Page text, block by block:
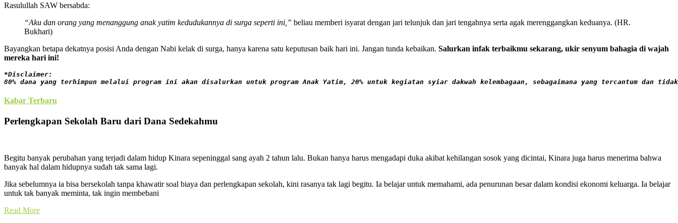
Rasulullah SAW bersabda:
“Aku dan orang yang menanggung anak yatim kedudukannya di surga seperti ini,” beliau memberi isyarat dengan jari telunjuk dan jari tengahnya serta agak merenggangkan keduanya. (HR.
Bukhari)
Bayangkan betapa dekatnya posisi Anda dengan Nabi kelak di surga, hanya karena satu keputusan baik hari ini. Jangan tunda kebaikan. Salurkan infak terbaikmu sekarang, ukir senyum bahagia di wajah
mereka hari ini!
*Disclaimer:
80% dana yang terhimpun melalui program ini akan disalurkan untuk program Anak Yatim, 20% untuk kegiatan syiar dakwah kelembagaan, sebagaimana yang tercantum dan
Kabar Terbaru
Perlengkapan Sekolah Baru dari Dana Sedekahmu
Begitu banyak perubahan yang terjadi dalam hidup Kinara sepeninggal sang ayah 2 tahun lalu. Bukan hanya harus mengadapi duka akibat kehilangan sosok yang dicintai, Kinara juga harus menerima bahwa
banyak hal dalam hidupnya sudah tak sama lagi.
Jika sebelumnya ia bisa bersekolah tanpa khawatir soal biaya dan perlengkapan sekolah, kini rasanya tak lagi begitu. Ia belajar untuk memahami, ada penurunan besar dalam kondisi ekonomi keluarga. Ia belajar
untuk tak banyak meminta, tak ingin membebani
Read More